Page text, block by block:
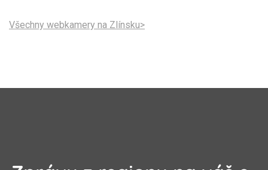
Všechny webkamery na Zlínsku>